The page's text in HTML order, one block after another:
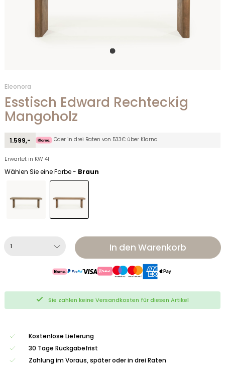
Eleonora
Esstisch Edward Rechteckig
Mangoholz
1.599,- Oder in drei Raten von 533€ über Klarna
Erwartet in KW 41
Wählen Sie eine Farbe - Braun
In den Warenkorb
Sie zahlen keine Versandkosten für diesen Artikel
Kostenlose Lieferung
30 Tage Rückgabefrist
Zahlung im Voraus, später oder in drei Raten